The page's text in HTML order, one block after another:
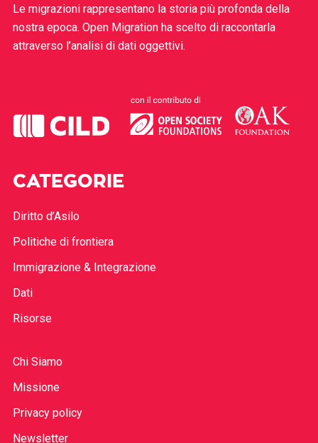
Le migrazioni rappresentano la storia più profonda della
nostra epoca. Open Migration ha scelto di raccontarla
attraverso l’analisi di dati oggettivi.
CATEGORIE
Diritto d’Asilo
Politiche di frontiera
Immigrazione & Integrazione
Dati
Risorse
Chi Siamo
Missione
Privacy policy
Newsletter